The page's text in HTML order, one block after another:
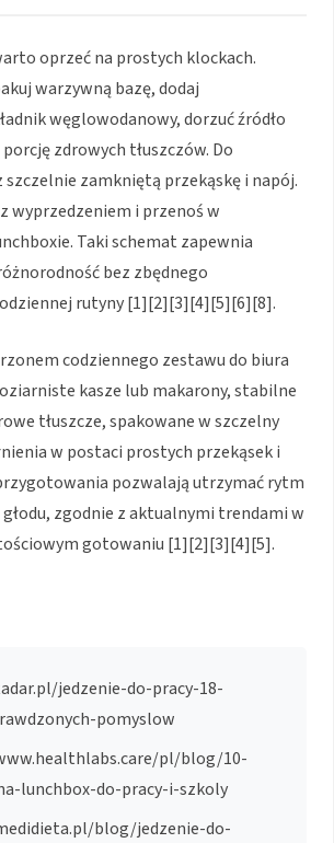
oprzeć na prostych klockach.
warzywną bazę, dodaj
węglowodanowy, dorzuć źródło
zdrowych tłuszczów. Do
szczelnie zamkniętą przekąskę i napój.
wyprzedzeniem i przenoś w
Taki schemat zapewnia
bez zbędnego
rutyny [1][2][3][4][5][6][8].
codziennego zestawu do biura
kasze lub makarony, stabilne
tłuszcze, spakowane w szczelny
w postaci prostych przekąsek i
pozwalają utrzymać rytm
głodu, zgodnie z aktualnymi trendami w
gotowaniu [1][2][3][4][5].
jedzenie-do-pracy-18-
pomyslow
pl/blog/10-
lunchbox-do-pracy-i-szkoly
blog/jedzenie-do-